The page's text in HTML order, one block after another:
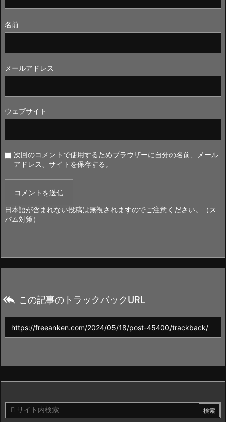
名前
メールアドレス
ウェブサイト
次回のコメントで使用するためブラウザーに自分の名前、メール
アドレス、サイトを保存する。
日本語が含まれない投稿は無視されますのでご注意ください。（ス
パム対策）
 この記事のトラックバックURL